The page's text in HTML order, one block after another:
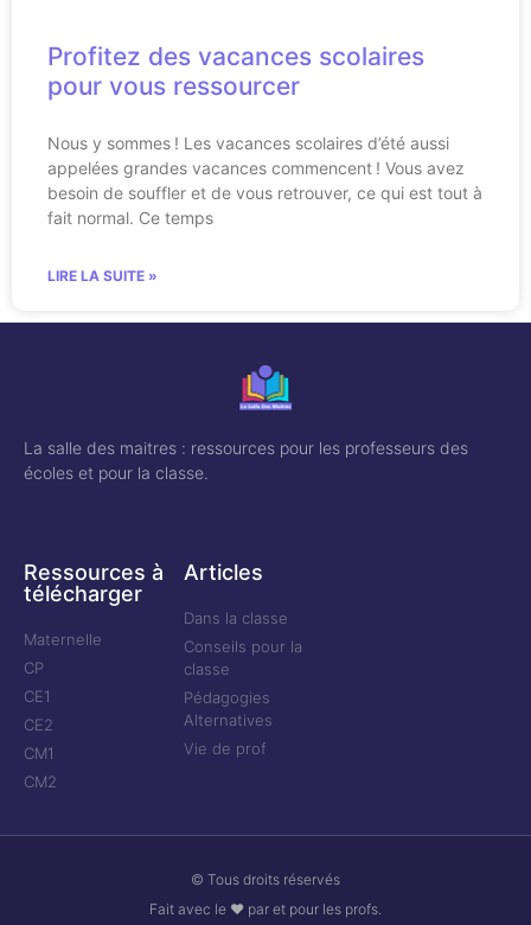
Profitez des vacances scolaires
pour vous ressourcer
Nous y sommes ! Les vacances scolaires d’été aussi
appelées grandes vacances commencent ! Vous avez
besoin de souffler et de vous retrouver, ce qui est tout à
fait normal. Ce temps
LIRE LA SUITE »
La salle des maitres : ressources pour les professeurs des
écoles et pour la classe.
Ressources à
télécharger
Maternelle
CP
CE1
CE2
CM1
CM2
Articles
Dans la classe
Conseils pour la
classe
Pédagogies
Alternatives
Vie de prof
© Tous droits réservés
Fait avec le ❤ par et pour les profs.